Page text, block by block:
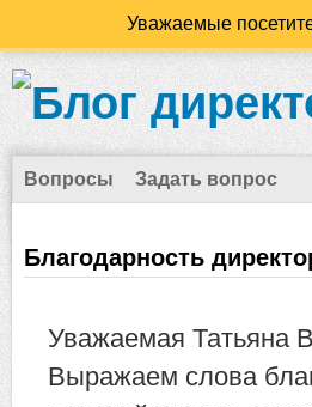
Уважаемые
Вопросы Задать вопрос
Благодарность
Уважаемая Татьяна
Выражаем слова